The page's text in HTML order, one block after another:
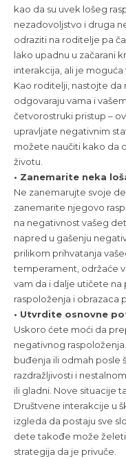
kao da su uvek lošeg
nezadovoljstvo i druga
odraziti na roditelje pa
lako upadnu u začarani
interakcija, ali je moguća
Kao roditelji, nastojte da
odgovaraju vama i
četvorostruki pristup –
upravljate negativnim
možete naučiti kako da
životu.
• Zanemarite neka
Ne zanemarujte svoje
zanemarite njegovo
na negativnost vašeg
napred u gašenju
prilikom prihvatanja
temperament, održaće
vam da i dalje utičete na
raspoloženja i obrazaca
• Utvrdite osnovne
Uskoro ćete moći da
negativnog
buđenja ili odmah posle
razdražljivosti i
ili gladni. Nove situacije
Društvene interakcije u
izgleda da postaju sve
dete takođe može želeti
strategija da je privuče.